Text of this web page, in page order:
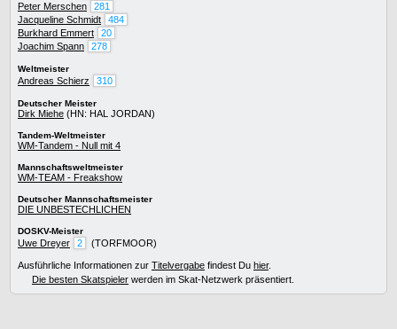
Peter Merschen
281
Jacqueline Schmidt
484
Burkhard Emmert
20
Joachim Spann
278
Weltmeister
Andreas Schierz 310
Deutscher Meister
Dirk Miehe (HN: HAL JORDAN)
Tandem-Weltmeister
WM-Tandem - Null mit 4
Mannschaftsweltmeister
WM-TEAM - Freakshow
Deutscher Mannschaftsmeister
DIE UNBESTECHLICHEN
DOSKV-Meister
Uwe Dreyer 2 (TORFMOOR)
Ausführliche Informationen zur Titelvergabe findest Du hier.
Die besten Skatspieler werden im Skat-Netzwerk präsentiert.